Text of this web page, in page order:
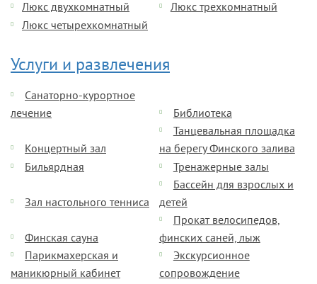
Люкс двухкомнатный
Люкс трехкомнатный
Люкс четырехкомнатный
Услуги и развлечения
Санаторно-курортное
лечение
Библиотека
Концертный зал
Танцевальная площадка
на берегу Финского залива
Бильярдная
Тренажерные залы
Зал настольного тенниса
Бассейн для взрослых и
детей
Финская сауна
Прокат велосипедов,
финских саней, лыж
Парикмахерская и
маникюрный кабинет
Экскурсионное
сопровождение